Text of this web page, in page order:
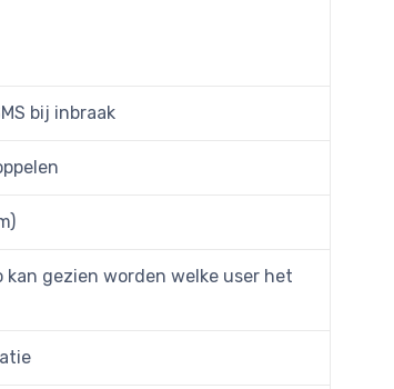
bij inbraak
gezien worden welke user het